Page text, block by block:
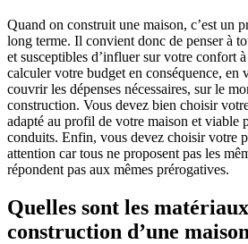
Quand on construit une maison, c’est un
long terme. Il convient donc de penser à
et susceptibles d’influer sur votre confort
calculer votre budget en conséquence, en
couvrir les dépenses nécessaires, sur le
construction. Vous devez bien choisir
adapté au profil de votre maison et viable
conduits. Enfin, vous devez choisir votre
attention car tous ne proposent pas les
répondent pas aux mêmes prérogatives.
Quelles sont les
construction d’une